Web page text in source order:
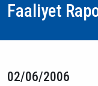
Faaliyet
02/06/2006